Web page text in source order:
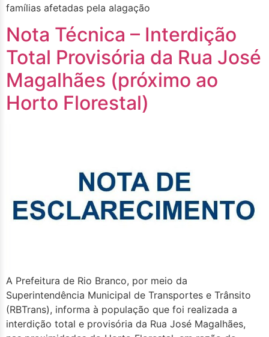
famílias afetadas pela alagação
Nota Técnica – Interdição
Total Provisória da Rua José
Magalhães (próximo ao
Horto Florestal)
A Prefeitura de Rio Branco, por meio da
Superintendência Municipal de Transportes e Trânsito
(RBTrans), informa à população que foi realizada a
interdição total e provisória da Rua José Magalhães,